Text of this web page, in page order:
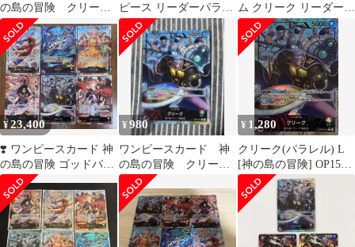
の島の冒険 クリー
ク L OP15-001 リ
ーダーパラレル
ピース リーダーパラレ
ル 6枚セット 神の島の
冒険
ム クリーク リーダーパ
ラレル 神の島の冒険
¥23,400
❣️ ワンピースカード 神
の島の冒険 ゴッドパッ
ク リーパラ6枚セット
OP15
¥980
ワンピースカード 神
の島の冒険 クリー
ク L OP15-001 リ
ーダーパラレル
¥ 1,280
クリーク(パラレル) L
[神の島の冒険] OP15-
001 ワンピースカード
ゲーム